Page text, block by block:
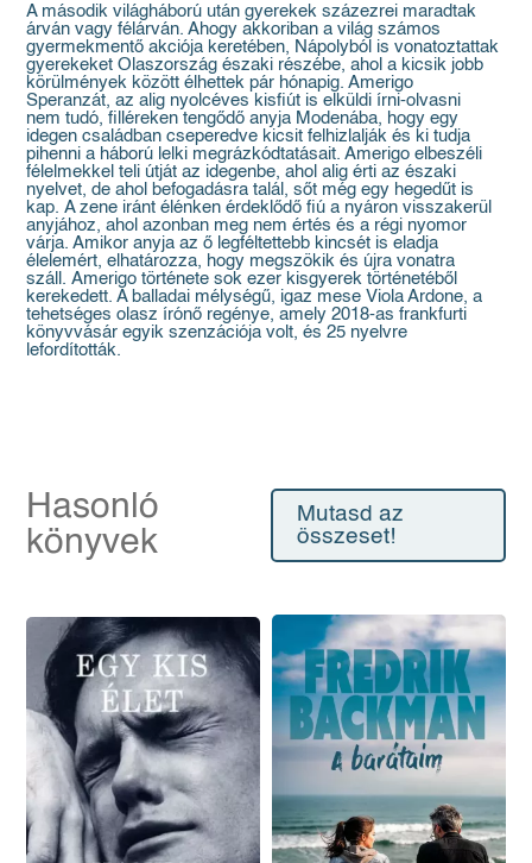
A második világháború után gyerekek százezrei maradtak
árván vagy félárván. Ahogy akkoriban a világ számos
gyermekmentő akciója keretében, Nápolyból is vonatoztattak
gyerekeket Olaszország északi részébe, ahol a kicsik jobb
körülmények között élhettek pár hónapig. Amerigo
Speranzát, az alig nyolcéves kisfiút is elküldi írni-olvasni
nem tudó, filléreken tengődő anyja Modenába, hogy egy
idegen családban cseperedve kicsit felhizlalják és ki tudja
pihenni a háború lelki megrázkódtatásait. Amerigo elbeszéli
félelmekkel teli útját az idegenbe, ahol alig érti az északi
nyelvet, de ahol befogadásra talál, sőt még egy hegedűt is
kap. A zene iránt élénken érdeklődő fiú a nyáron visszakerül
anyjához, ahol azonban meg nem értés és a régi nyomor
várja. Amikor anyja az ő legféltettebb kincsét is eladja
élelemért, elhatározza, hogy megszökik és újra vonatra
száll. Amerigo története sok ezer kisgyerek történetéből
kerekedett. A balladai mélységű, igaz mese Viola Ardone, a
tehetséges olasz írónő regénye, amely 2018-as frankfurti
könyvvásár egyik szenzációja volt, és 25 nyelvre
lefordították.
Hasonló
könyvek
Mutasd az
összeset!